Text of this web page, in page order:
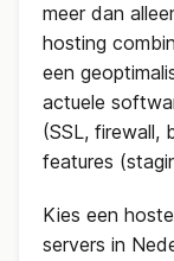
meer dan
hosting
een
actuele
(SSL, firewall,
features
Kies een
servers in